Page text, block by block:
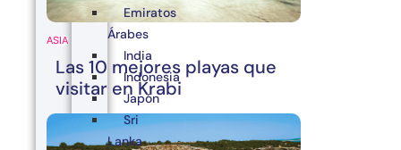
ASIA
Las 10 mejores playas que
visitar en Krabi
Emiratos
Árabes
India
Indonesia
Japón
Sri
Lanka